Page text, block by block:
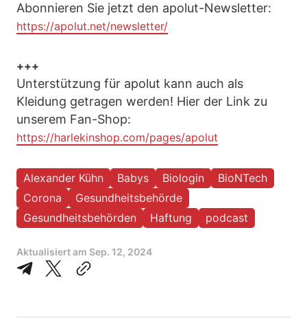
Abonnieren Sie jetzt den apolut-Newsletter:
https://apolut.net/newsletter/
+++
Unterstützung für apolut kann auch als
Kleidung getragen werden! Hier der Link zu
unserem Fan-Shop:
https://harlekinshop.com/pages/apolut
Alexander Kühn Babys Biologin
BioNTech
Corona
Gesundheitsbehörde
Gesundheitsbehörden
Haftung podcast
Aktualisiert am Sep. 12, 2024